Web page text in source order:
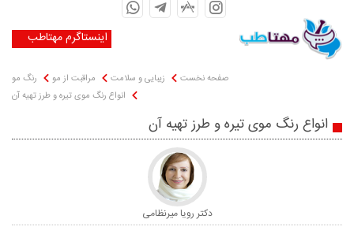
اینستاگرم مهتاطب
صفحه نخست زیبایی و سلامت مراقبت از مو
رنگ مو
انواع رنگ موی تیره و طرز تهیه آن
انواع رنگ موی تیره و طرز تهیه آن
دکتر رویا میرنظامی